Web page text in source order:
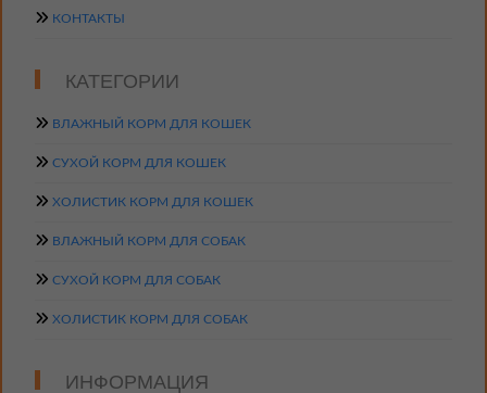
КОНТАКТЫ
КАТЕГОРИИ
ВЛАЖНЫЙ КОРМ ДЛЯ КОШЕК
СУХОЙ КОРМ ДЛЯ КОШЕК
ХОЛИСТИК КОРМ ДЛЯ КОШЕК
ВЛАЖНЫЙ КОРМ ДЛЯ СОБАК
СУХОЙ КОРМ ДЛЯ СОБАК
ХОЛИСТИК КОРМ ДЛЯ СОБАК
ИНФОРМАЦИЯ